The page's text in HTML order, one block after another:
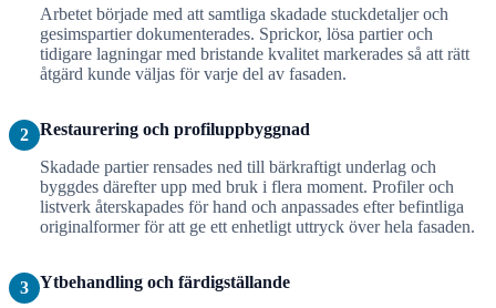
Arbetet började med att samtliga skadade stuckdetaljer och
gesimspartier dokumenterades. Sprickor, lösa partier och
tidigare lagningar med bristande kvalitet markerades så att rätt
åtgärd kunde väljas för varje del av fasaden.
2 Restaurering och profiluppbyggnad
Skadade partier rensades ned till bärkraftigt underlag och
byggdes därefter upp med bruk i flera moment. Profiler och
listverk återskapades för hand och anpassades efter befintliga
originalformer för att ge ett enhetligt uttryck över hela fasaden.
3 Ytbehandling och färdigställande